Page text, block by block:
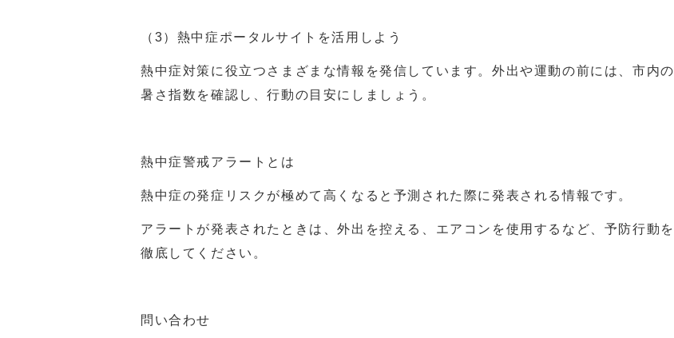
（ 3）熱中症ポータルサイトを活用しよう
熱中症対策に役立つさまざまな情報を発信しています。外出や運動の前には、市内の
暑さ指数を確認し、行動の目安にしましょう。
熱中症警戒アラートとは
熱中症の発症リスクが極めて高くなると予測された際に発表される情報です。
アラートが発表されたときは、外出を控える、エアコンを使用するなど、予防行動を
徹底してください。
問い合わせ